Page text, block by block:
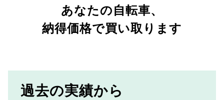
あなたの自転車、
納得価格で買い取ります
過去の実績から